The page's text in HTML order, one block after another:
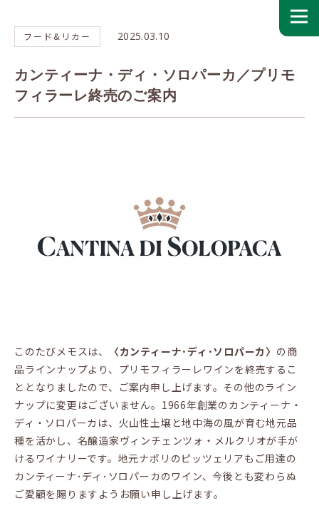
フード&リカー 2025.03.10
カンティーナ・ディ・ソロパーカ／プリモ
フィラーレ終売のご案内
このたびメモスは、 〈カンティーナ･ディ･ソロパーカ〉 の商
品ラインナップより、プリモフィラーレワインを終売するこ
ととなりましたので、ご案内申し上げます。その他のライン
ナップに変更はございません。1966年創業のカンティーナ・
ディ・ソロパーカは、火山性土壌と地中海の風が育む地元品
種を活かし、名醸造家ヴィンチェンツォ・メルクリオが手が
けるワイナリーです。地元ナポリのピッツェリアもご用達の
カンティーナ･ディ･ソロパーカのワイン、今後とも変わらぬ
ご愛顧を賜りますようお願い申し上げます。